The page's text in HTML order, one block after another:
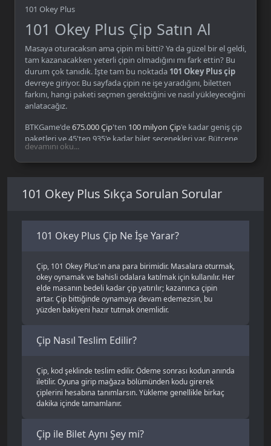
101 Okey Plus
101 Okey Plus Çip Satın Al
Masaya oturacaksın ama çipin mi bitti? Ya da güzel bir el geldi,
tam kazanacakken yeterli çipin olmadığını mı fark ettin? Bu
durum çok tanıdık. İşte tam bu noktada 101 Okey Plus çip
devreye giriyor. Bu sayfada çipin ne işe yaradığını, biletten
farkını, hangi paketi seçmen gerektiğini ve nasıl yükleyeceğini
anlatacağız.
BTKGame'de675.000 Çip'ten 100 milyon Çip'e kadar geniş çip
paketleri ve 45'ten 935'e kadar bilet seçenekleri var. Bütçene
uygun olanı seç, anında hesabına yükle.
101 Okey Plus Nedir?
101 Okey Plus , Zynga tarafından geliştirilen, Türkiye'nin en
Facebook üzerinden oynanabiliyor; istediğin yerden, istediğin
zaman masaya oturabiliyorsun.
Oyun 2, 3 veya 4 kişiyle oynanıyor. Klasik okey kurallarıyla,
perlerini tamamlayıp elini açmaya çalışıyorsun. Katlamalı ve
katlamasız olmak üzere iki mod var. Katlamasız modda seri ve
grup perler yaparak toplamını 101'e ulaştırman gerekiyor.
Katlamalı modda ise rakibinden yüksek açmak için strateji
Oyunda farklı masalar ve odalar bulunuyor. Her masanın bir
temelinde yer alıyor.
101 Okey Plus Çip Nedir?
oturmak, oyun oynamak ve bahisli odalara girmek için çip
gerekiyor. Her el oynadığında masanın bedeli kadar çip
devamını oku...
101 Okey Plus Sıkça Sorulan Sorular
101 Okey Plus Çip Ne İşe Yarar?
Çip, 101 Okey Plus'ın ana para birimidir. Masalara oturmak,
okey oynamak ve bahisli odalara katılmak için kullanılır. Her
elde masanın bedeli kadar çip yatırılır; kazanınca çipin
artar. Çip bittiğinde oynamaya devam edemezsin, bu
yüzden bakiyeni hazır tutmak önemlidir.
Çip Nasıl Teslim Edilir?
Çip, kod şeklinde teslim edilir. Ödeme sonrası kodun anında
iletilir. Oyuna girip mağaza bölümünden kodu girerek
çiplerini hesabına tanımlarsın. Yükleme genellikle birkaç
dakika içinde tamamlanır.
Çip ile Bilet Aynı Şey mi?